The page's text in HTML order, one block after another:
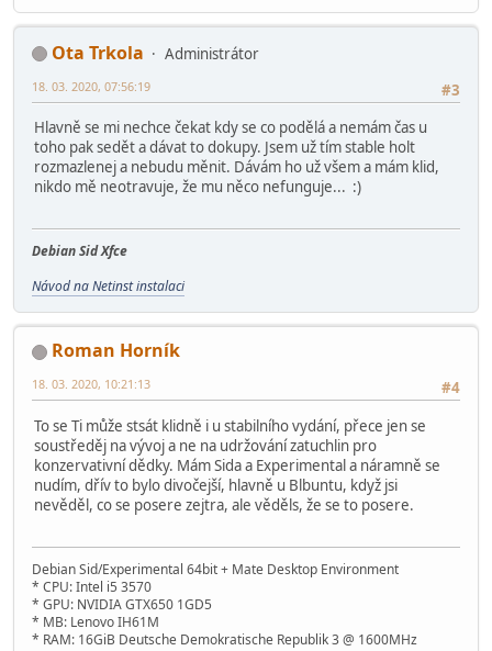
Ota Trkola
Administrátor
#3
18. 03. 2020, 07:56:19
Hlavně se mi nechce čekat kdy se co podělá a nemám čas u
toho pak sedět a dávat to dokupy. Jsem už tím stable holt
rozmazlenej a nebudu měnit. Dávám ho už všem a mám klid,
nikdo mě neotravuje, že mu něco nefunguje... :)
Debian Sid Xfce
Návod na Netinst instalaci
Roman Horník
#4
18. 03. 2020, 10:21:13
To se Ti může stsát klidně i u stabilního vydání, přece jen se
soustředěj na vývoj a ne na udržování zatuchlin pro
konzervativní dědky. Mám Sida a Experimental a náramně se
nudím, dřív to bylo divočejší, hlavně u Blbuntu, když jsi
nevěděl, co se posere zejtra, ale věděls, že se to posere.
Debian Sid/Experimental 64bit + Mate Desktop Environment
* CPU: Intel i5 3570
* GPU: NVIDIA GTX650 1GD5
* MB: Lenovo IH61M
* RAM: 16GiB Deutsche Demokratische Republik 3 @ 1600MHz